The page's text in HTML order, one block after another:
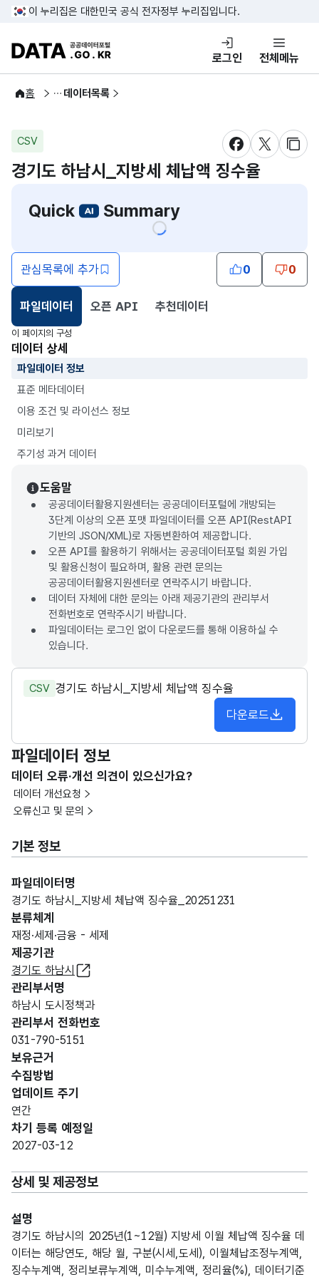
콘텐츠 바로가기
푸터 바로가기
이 누리집은 대한민국 공식 전자정부 누리집입니다.
DATA.GO.KR 공공데이터포털
로그인 전체메뉴
홈
공공데이터 데이터목록
CSV
새창 열림새창 열림
새창
경기도 하남시_지방세 체납액 징수율
Quick
Summary
관심목록에 추가 0 0
파일데이터
선택됨
오픈 API 추천데이터
이 페이지의 구성
데이터 상세
파일데이터 정보
표준 메타데이터
이용 조건 및 라이선스 정보
미리보기
주기성 과거 데이터
도움말
공공데이터활용지원센터는 공공데이터포털에 개방되는
3단계 이상의 오픈 포맷 파일데이터를 오픈 API(RestAPI
기반의 JSON/XML)로 자동변환하여 제공합니다.
오픈 API를 활용하기 위해서는 공공데이터포털 회원 가입
및 활용신청이 필요하며, 활용 관련 문의는
공공데이터활용지원센터로 연락주시기 바랍니다.
데이터 자체에 대한 문의는 아래 제공기관의 관리부서
전화번호로 연락주시기 바랍니다.
파일데이터는 로그인 없이 다운로드를 통해 이용하실 수
있습니다.
CSV 경기도 하남시_지방세 체납액 징수율
다운로드
파일데이터 정보
데이터 오류·개선 의견이 있으신가요?
데이터 개선요청
오류신고 및 문의
기본 정보
파일데이터명
경기도 하남시_지방세 체납액 징수율_20251231
분류체계
재정·세제·금융 - 세제
제공기관
경기도 하남시
관리부서명
하남시 도시정책과
관리부서 전화번호
031-790-5151
보유근거
수집방법
업데이트 주기
연간
차기 등록 예정일
2027-03-12
상세 및 제공정보
설명
경기도 하남시의 2025년(1~12월) 지방세 이월 체납액 징수율 데
이터는 해당연도, 해당 월, 구분(시세,도세), 이월체납조정누계액,
징수누계액, 정리보류누계액, 미수누계액, 정리율(%), 데이터기준